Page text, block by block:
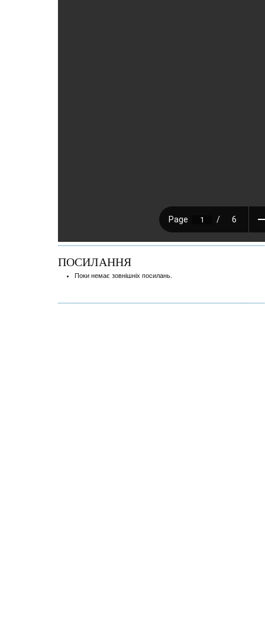
ПОСИЛАННЯ
Поки немає зовнішніх посилань.